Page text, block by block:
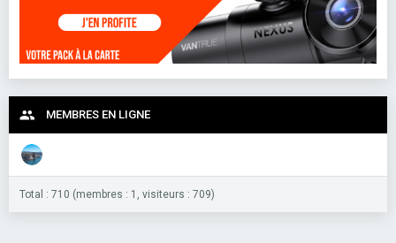
MEMBRES EN LIGNE
Total : 710 (membres : 1, visiteurs : 709)